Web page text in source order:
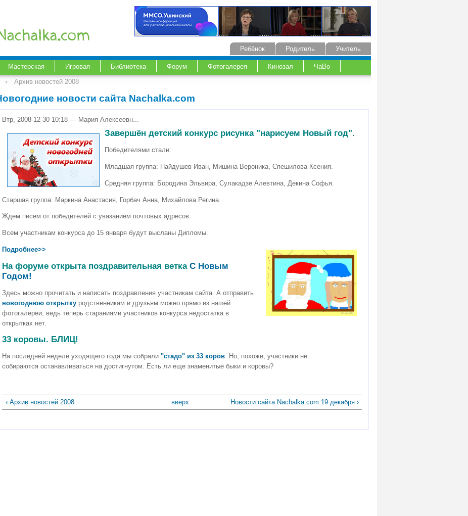
Учитель
Родитель
Ребёнок
Мастерская Игровая Библиотека Форум Фотогалерея Кинозал
ЧаВо
› Архив новостей 2008
новости сайта Nachalka.com
Втр, 2008-12-30 10:18 — Мария Алексеевн...
Завершён детский конкурс рисунка "нарисуем Новый год".
Победителями стали:
Младшая группа: Пайдушев Иван, Мишина Вероника, Спешилова Ксения.
Средняя группа: Бородина Эльвира, Сулакадзе Алевтина, Декина Софья.
Старшая группа: Маркина Анастасия, Горбач Анна, Михайлова Регина.
Ждем писем от победителей с увазанием почтовых адресов.
Всем участникам конкурса до 15 января будут высланы Дипломы.
Подробнее>>
На форуме открыта поздравительная ветка С Новым
Годом!
Здесь можно прочитать и написать поздравления участникам сайта. А отправить
новогоднюю открытку родственникам и друзьям можно прямо из нашей
фотогалереи, ведь теперь стараниями участников конкурса недостатка в
открытках нет.
33 коровы. БЛИЦ!
На последней неделе уходящего года мы собрали"стадо" из 33 коров. Но, похоже, участники не
собираются останавливаться на достигнутом. Есть ли еще знаменитые быки и коровы?
‹ Архив новостей 2008 вверх Новости сайта Nachalka.com 19 декабря ›